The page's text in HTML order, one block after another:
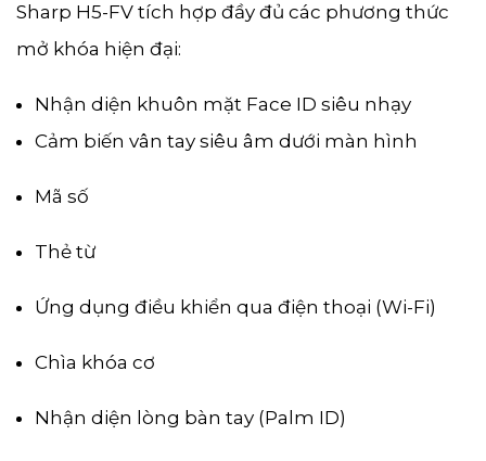
Sharp H5-FV tích hợp đầy đủ các phương thức
mở khóa hiện đại:
Nhận diện khuôn mặt Face ID siêu nhạy
Cảm biến vân tay siêu âm dưới màn hình
Mã số
Thẻ từ
Ứng dụng điều khiển qua điện thoại (Wi-Fi)
Chìa khóa cơ
Nhận diện lòng bàn tay (Palm ID)